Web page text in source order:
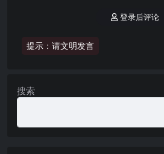
提示：请文明发言
登录后评论
搜索